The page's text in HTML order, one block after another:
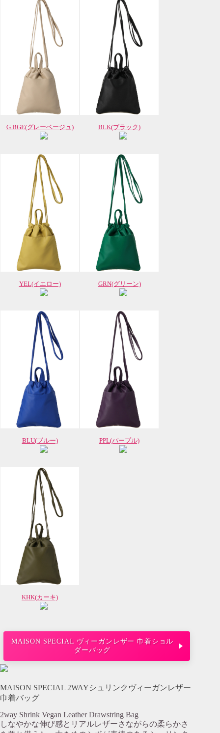
G.BGE(グレーベージュ) BLK(ブラック)
YEL(イエロー) GRN(グリーン)
BLU(ブルー) PPL(パープル)
KHK(カーキ)
MAISON SPECIAL ヴィーガンレザー 巾着ショル
ダーバッグ
MAISON SPECIAL 2WAYシュリンクヴィーガンレザー
巾着バッグ
2way Shrink Vegan Leather Drawstring Bag
しなやかな伸び感とリアルレザーさながらの柔らかさ